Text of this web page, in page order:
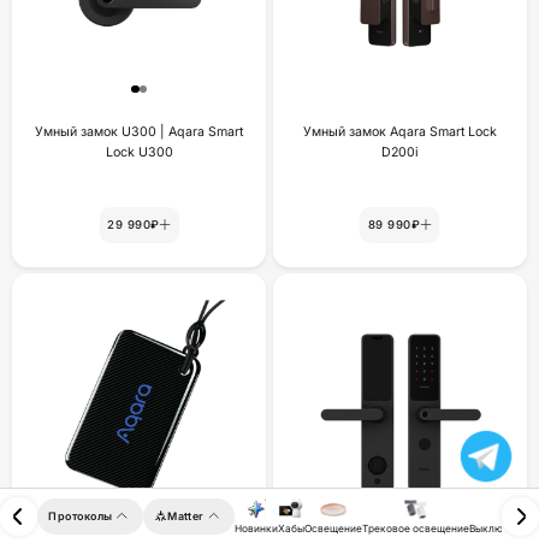
Умный замок U300 | Aqara Smart
Lock U300
29 990₽
Умный замок Aqara Smart Lock
D200i
89 990₽
Протоколы Matter
НовинкиХабыОсвещениеТрековое освещениеВыключатели